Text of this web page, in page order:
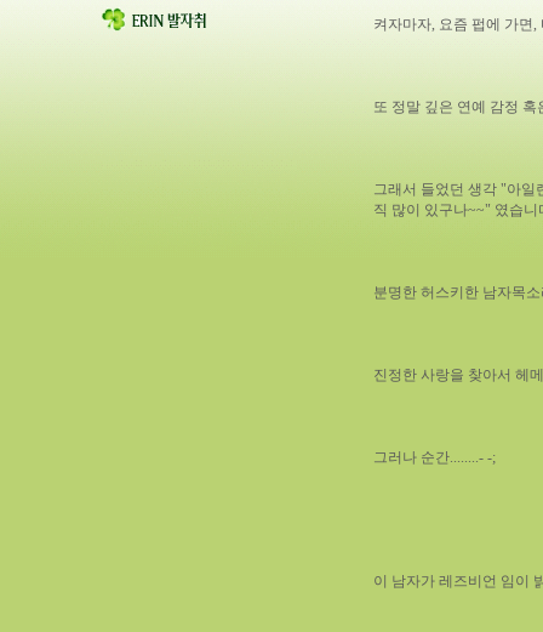
켜자마자, 요즘 펍에 가면
또 정말 깊은 연예 감정
그래서 들었던 생각 "아일
직 많이 있구나~~" 였습니
분명한 허스키한 남자목소
진정한 사랑을 찾아서 헤
그러나 순간........- -;
이 남자가 레즈비언 임이